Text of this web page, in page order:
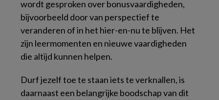
wordt gesproken over bonusvaardigheden,
bijvoorbeeld door van perspectief te
veranderen of in het hier-en-nu te blijven. Het
zijn leermomenten en nieuwe vaardigheden
die altijd kunnen helpen.
Durf jezelf toe te staan iets te verknallen, is
daarnaast een belangrijke boodschap van dit